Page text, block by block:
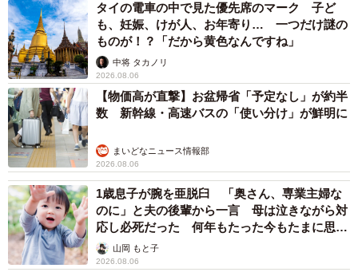
タイの電車の中で見た優先席のマーク 子ど
も、妊娠、けが人、お年寄り… 一つだけ謎の
ものが！？「だから黄色なんですね」
中将 タカノリ
2026.08.06
【物価高が直撃】お盆帰省「予定なし」が約半
数 新幹線・高速バスの「使い分け」が鮮明に
まいどなニュース情報部
2026.08.06
1歳息子が腕を亜脱臼 「奥さん、専業主婦な
のに」と夫の後輩から一言 母は泣きながら対
応し必死だった 何年もたった今もたまに思い
出し…山岡 もと子
2026.08.06